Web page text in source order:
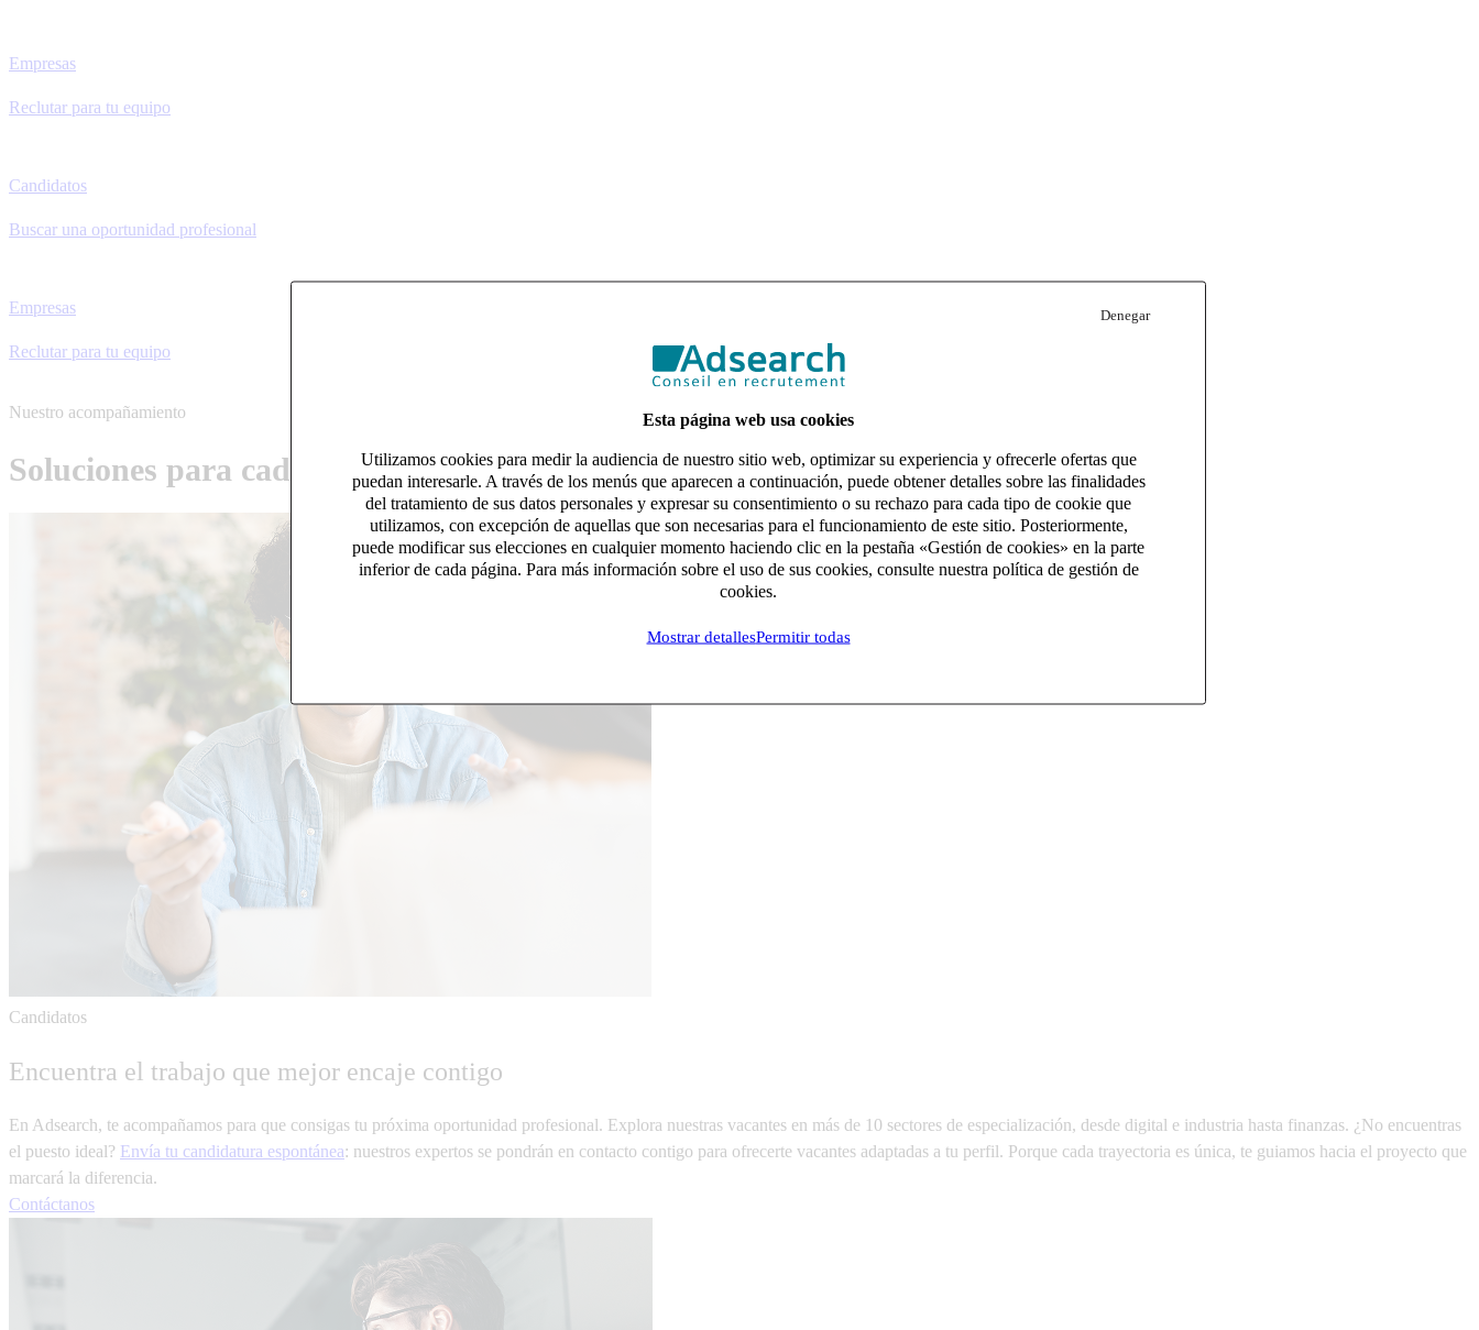
Denegar
Esta página web usa cookies
Utilizamos cookies para medir la audiencia de nuestro sitio web, optimizar su experiencia y ofrecerle ofertas que
puedan interesarle. A través de los menús que aparecen a continuación, puede obtener detalles sobre las finalidades
del tratamiento de sus datos personales y expresar su consentimiento o su rechazo para cada tipo de cookie que
utilizamos, con excepción de aquellas que son necesarias para el funcionamiento de este sitio. Posteriormente,
puede modificar sus elecciones en cualquier momento haciendo clic en la pestaña «Gestión de cookies» en la parte
inferior de cada página. Para más información sobre el uso de sus cookies, consulte nuestra política de gestión de
cookies.
Mostrar detallesPermitir todas
Empresas
Reclutar para tu equipo
Candidatos
Buscar una oportunidad profesional
Empresas
Reclutar para tu equipo
Nuestro acompañamiento
Soluciones para cada necesidad
Candidatos
Encuentra el trabajo que mejor encaje contigo
En Adsearch, te acompañamos para que consigas tu próxima oportunidad profesional. Explora nuestras vacantes en más de 10 sectores de especialización, desde digital e industria hasta finanzas. ¿No encuentras
el puesto ideal? Envía tu candidatura espontánea: nuestros expertos se pondrán en contacto contigo para ofrecerte vacantes adaptadas a tu perfil. Porque cada trayectoria es única, te guiamos hacia el proyecto que
marcará la diferencia.
Contáctanos